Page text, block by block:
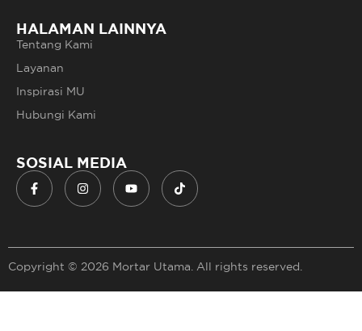
HALAMAN LAINNYA
Tentang Kami
Layanan
Inspirasi MU
Hubungi Kami
SOSIAL MEDIA
Copyright © 2026 Mortar Utama. All rights reserved.